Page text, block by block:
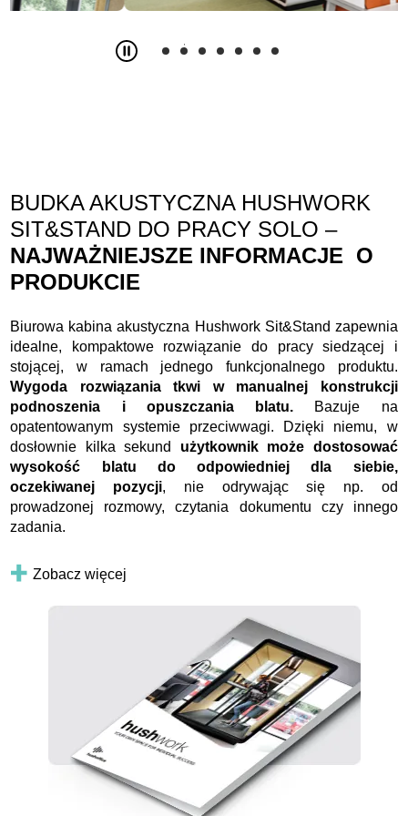
BUDKA AKUSTYCZNA HUSHWORK
SIT&STAND DO PRACY SOLO –
NAJWAŻNIEJSZE INFORMACJE O
PRODUKCIE
Biurowa kabina akustyczna Hushwork Sit&Stand zapewnia
idealne, kompaktowe rozwiązanie do pracy siedzącej i
stojącej, w ramach jednego funkcjonalnego produktu.
Wygoda rozwiązania tkwi w manualnej konstrukcji
podnoszenia i opuszczania blatu. Bazuje na
opatentowanym systemie przeciwwagi. Dzięki niemu, w
dosłownie kilka sekund użytkownik może dostosować
wysokość blatu do odpowiedniej dla siebie,
oczekiwanej pozycji, nie odrywając się np. od
prowadzonej rozmowy, czytania dokumentu czy innego
zadania.
Zobacz więcej